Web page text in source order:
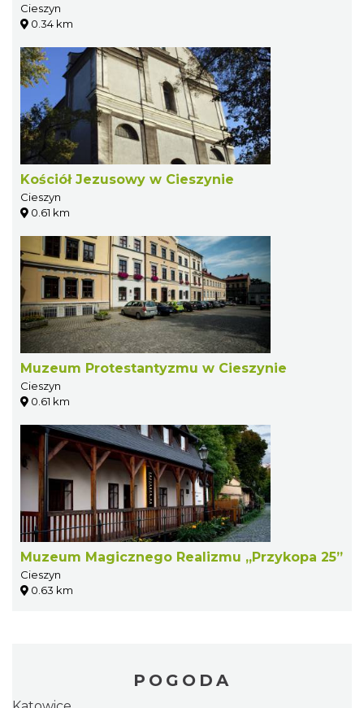
Cieszyn
0.34 km
Kościół Jezusowy w Cieszynie
Cieszyn
0.61 km
Muzeum Protestantyzmu w Cieszynie
Cieszyn
0.61 km
Muzeum Magicznego Realizmu „Przykopa 25”
Cieszyn
0.63 km
POGODA